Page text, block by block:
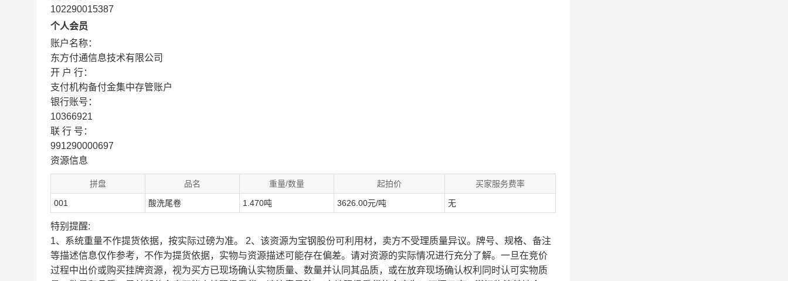
102290015387
个人会员
账户名称：
东方付通信息技术有限公司
开 户 行：
支付机构备付金集中存管账户
银行账号：
10366921
联 行 号：
991290000697
资源信息
拼盘 品名 重量/数量 起拍价 买家服务费率
001 酸洗尾卷 1.470吨 3626.00元/吨 无
特别提醒:
1、系统重量不作提货依据，按实际过磅为准。 2、该资源为宝钢股份可利用材，卖方不受理质量异议。牌号、规格、备注
等描述信息仅作参考，不作为提货依据，实物与资源描述可能存在偏差。请对资源的实际情况进行充分了解。一旦在竞价
过程中出价或购买挂牌资源，视为买方已现场确认实物质量、数量并认同其品质，或在放弃现场确认权利同时认可实物质